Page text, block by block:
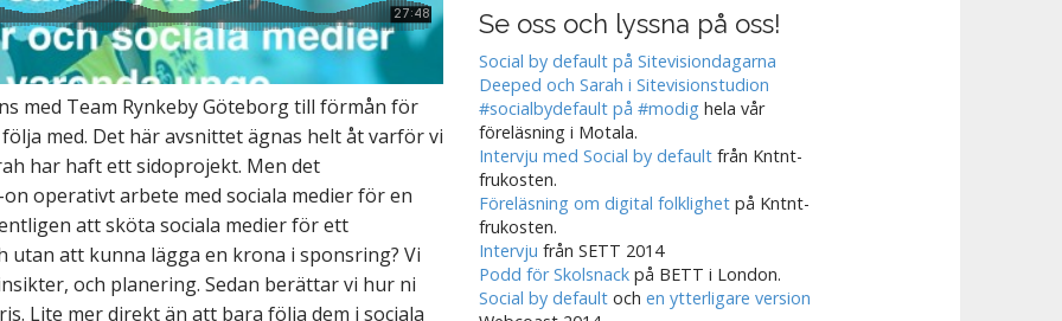
med Team Rynkeby Göteborg till förmån för
med. Det här avsnittet ägnas helt åt varför vi
har haft ett sidoprojekt. Men det
operativt arbete med sociala medier för en
att sköta sociala medier för ett
utan att kunna lägga en krona i sponsring? Vi
och planering. Sedan berättar vi hur ni
Lite mer direkt än att bara följa dem i sociala
Se oss och lyssna på oss!
Social by default på Sitevisiondagarna
Deeped och Sarah i Sitevisionstudion
#socialbydefault på #modig hela vår
föreläsning i Motala.
Intervju med Social by default från Kntnt-
frukosten.
Föreläsning om digital folklighet på Kntnt-
frukosten.
Intervju från SETT 2014
Podd för Skolsnack på BETT i London.
Social by default ochen ytterligare version